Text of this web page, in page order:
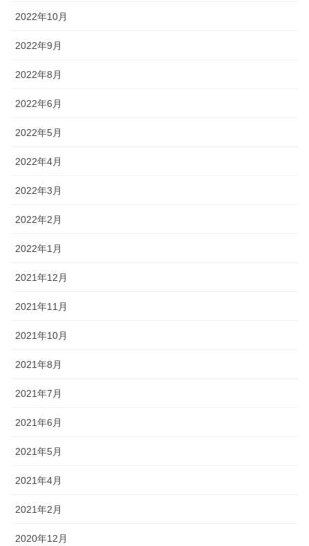
2022年10月
2022年9月
2022年8月
2022年6月
2022年5月
2022年4月
2022年3月
2022年2月
2022年1月
2021年12月
2021年11月
2021年10月
2021年8月
2021年7月
2021年6月
2021年5月
2021年4月
2021年2月
2020年12月